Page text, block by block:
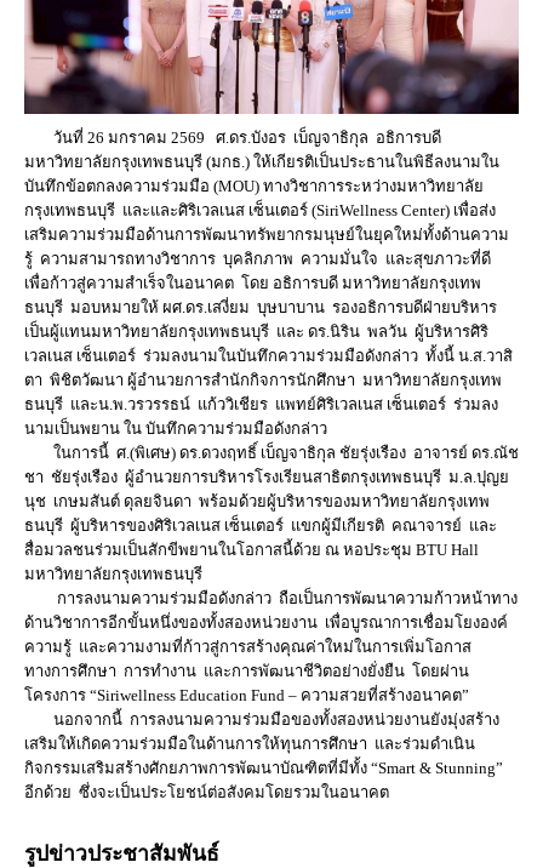
วันที่ 26 มกราคม 2569 ศ.ดร.บังอร เบ็ญจาธิกุล อธิการบดี
มหาวิทยาลัยกรุงเทพธนบุรี (มกธ.) ให้เกียรติเป็นประธานในพิธีลงนามใน
บันทึกข้อตกลงความร่วมมือ (MOU) ทางวิชาการระหว่างมหาวิทยาลัย
กรุงเทพธนบุรี และและศิริเวลเนส เซ็นเตอร์ (SiriWellness Center) เพื่อส่ง
เสริมความร่วมมือด้านการพัฒนาทรัพยากรมนุษย์ในยุคใหม่ทั้งด้านความ
รู้ ความสามารถทางวิชาการ บุคลิกภาพ ความมั่นใจ และสุขภาวะที่ดี
เพื่อก้าวสู่ความสำเร็จในอนาคต โดย อธิการบดี มหาวิทยาลัยกรุงเทพ
ธนบุรี มอบหมายให้ ผศ.ดร.เสงี่ยม บุษบาบาน รองอธิการบดีฝ่ายบริหาร
เป็นผู้แทนมหาวิทยาลัยกรุงเทพธนบุรี และ ดร.นิริน พลวัน ผู้บริหารศิริ
เวลเนส เซ็นเตอร์ ร่วมลงนามในบันทึกความร่วมมือดังกล่าว ทั้งนี้ น.ส.วาสิ
ตา พิชิตวัฒนา ผู้อำนวยการสำนักกิจการนักศึกษา มหาวิทยาลัยกรุงเทพ
ธนบุรี และน.พ.วรวรรธน์ แก้ววิเชียร แพทย์ศิริเวลเนส เซ็นเตอร์ ร่วมลง
นามเป็นพยาน ใน บันทึกความร่วมมือดังกล่าว
ในการนี้ ศ.(พิเศษ) ดร.ดวงฤทธิ์ เบ็ญจาธิกุล ชัยรุ่งเรือง อาจารย์ ดร.ณัช
ชา ชัยรุ่งเรือง ผู้อำนวยการบริหารโรงเรียนสาธิตกรุงเทพธนบุรี ม.ล.ปุญย
นุช เกษมสันต์ ดุลยจินดา พร้อมด้วยผู้บริหารของมหาวิทยาลัยกรุงเทพ
ธนบุรี ผู้บริหารของศิริเวลเนส เซ็นเตอร์ แขกผู้มีเกียรติ คณาจารย์ และ
สื่อมวลชนร่วมเป็นสักขีพยานในโอกาสนี้ด้วย ณ หอประชุม BTU Hall
มหาวิทยาลัยกรุงเทพธนบุรี
การลงนามความร่วมมือดังกล่าว ถือเป็นการพัฒนาความก้าวหน้าทาง
ด้านวิชาการอีกขั้นหนึ่งของทั้งสองหน่วยงาน เพื่อบูรณาการเชื่อมโยงองค์
ความรู้ และความงามที่ก้าวสู่การสร้างคุณค่าใหม่ในการเพิ่มโอกาส
ทางการศึกษา การทำงาน และการพัฒนาชีวิตอย่างยั่งยืน โดยผ่าน
โครงการ “Siriwellness Education Fund – ความสวยที่สร้างอนาคต”
นอกจากนี้ การลงนามความร่วมมือของทั้งสองหน่วยงานยังมุ่งสร้าง
เสริมให้เกิดความร่วมมือในด้านการให้ทุนการศึกษา และร่วมดำเนิน
กิจกรรมเสริมสร้างศักยภาพการพัฒนาบัณฑิตที่มีทั้ง “Smart & Stunning”
อีกด้วย ซึ่งจะเป็นประโยชน์ต่อสังคมโดยรวมในอนาคต
รูปข่าวประชาสัมพันธ์